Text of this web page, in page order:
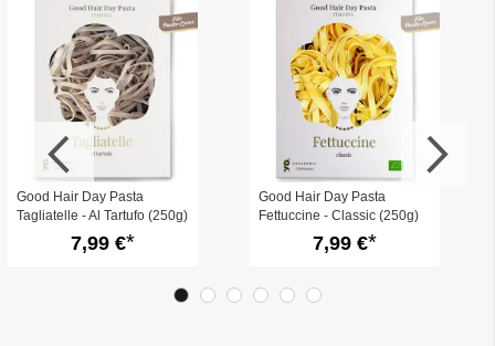
Good Hair Day Pasta
Tagliatelle - Al Tartufo (250g)
7,99 €
Good Hair Day Pasta
Fettuccine - Classic (250g)
7,99 €